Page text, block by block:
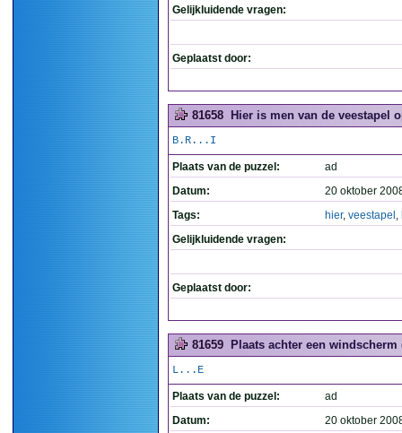
Gelijkluidende vragen:
Geplaatst door:
81658 Hier is men van de veestapel
B.R...I
Plaats van de puzzel:
ad
Datum:
20 oktober
Tags:
hier, veestapel ,
Gelijkluidende vragen:
Geplaatst door:
81659 Plaats achter een windscherm
L...E
Plaats van de puzzel:
ad
Datum:
20 oktober